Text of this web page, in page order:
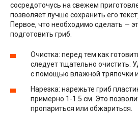
сосредоточусь на свежем
позволяет лучше сохранить его
Первое, что необходимо сделать —
подготовить гриб.
Очистка: перед тем как
следует тщательно очистить.
с помощью влажной тряпочки
Нарезка: нарежьте гриб
примерно 1-1.5 см. Это
пропариться или обжариться.